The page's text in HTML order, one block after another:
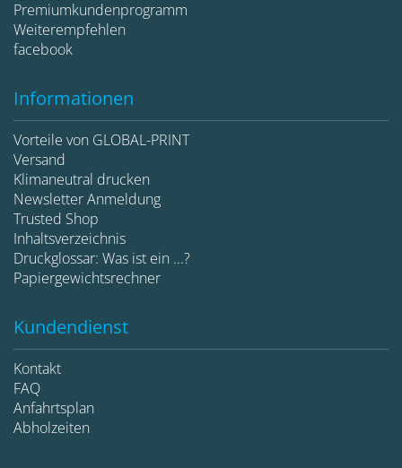
Premiumkundenprogramm
Weiterempfehlen
facebook
Informationen
Vorteile von GLOBAL-PRINT
Versand
Klimaneutral drucken
Newsletter Anmeldung
Trusted Shop
Inhaltsverzeichnis
Druckglossar: Was ist ein ...?
Papiergewichtsrechner
Kundendienst
Kontakt
FAQ
Anfahrtsplan
Abholzeiten